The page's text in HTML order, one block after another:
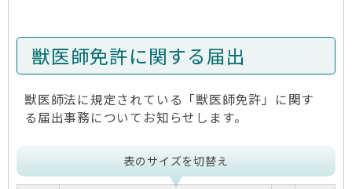
獣医師免許に関する届出
獣医師法に規定されている「獣医師免許」に関す
る届出事務についてお知らせします。
表のサイズを切替え